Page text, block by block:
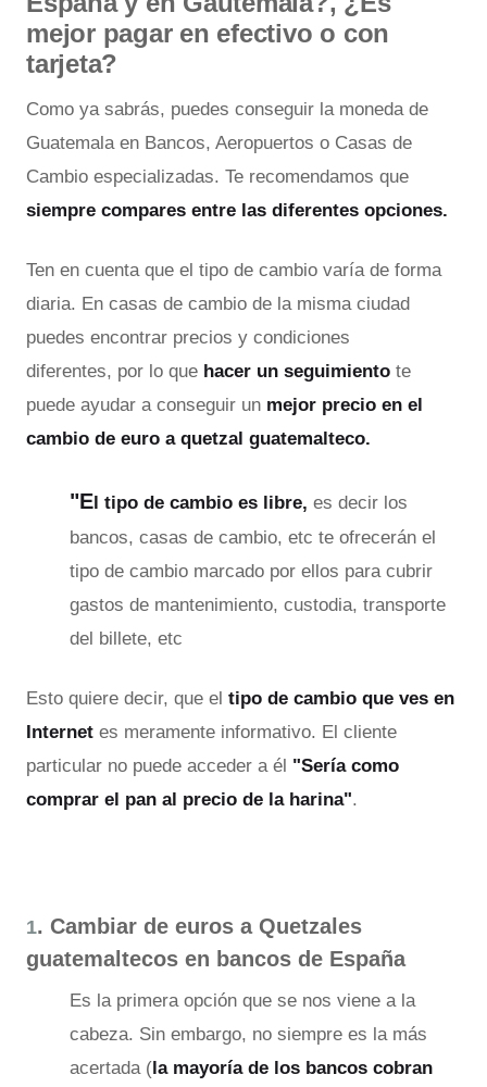
mejor pagar en efectivo o con
tarjeta?
Como ya sabrás, puedes conseguir la moneda de
Guatemala en Bancos, Aeropuertos o Casas de
Cambio especializadas. Te recomendamos que
siempre compares entre las diferentes opciones.
Ten en cuenta que el tipo de cambio varía de forma
diaria. En casas de cambio de la misma ciudad
puedes encontrar precios y condiciones
diferentes, por lo que hacer un seguimiento te
puede ayudar a conseguir un mejor precio en el
cambio de euro a quetzal guatemalteco.
"El tipo de cambio es libre, es decir los
bancos, casas de cambio, etc te ofrecerán el
tipo de cambio marcado por ellos para cubrir
gastos de mantenimiento, custodia, transporte
del billete, etc
Esto quiere decir, que el tipo de cambio que ves en
Internet es meramente informativo. El cliente
particular no puede acceder a él "Sería como
comprar el pan al precio de la harina".
1. Cambiar de euros a Quetzales
guatemaltecos en bancos de España
Es la primera opción que se nos viene a la
cabeza. Sin embargo, no siempre es la más
acertada (la mayoría de los bancos cobran